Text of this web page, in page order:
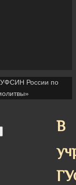
России по
В